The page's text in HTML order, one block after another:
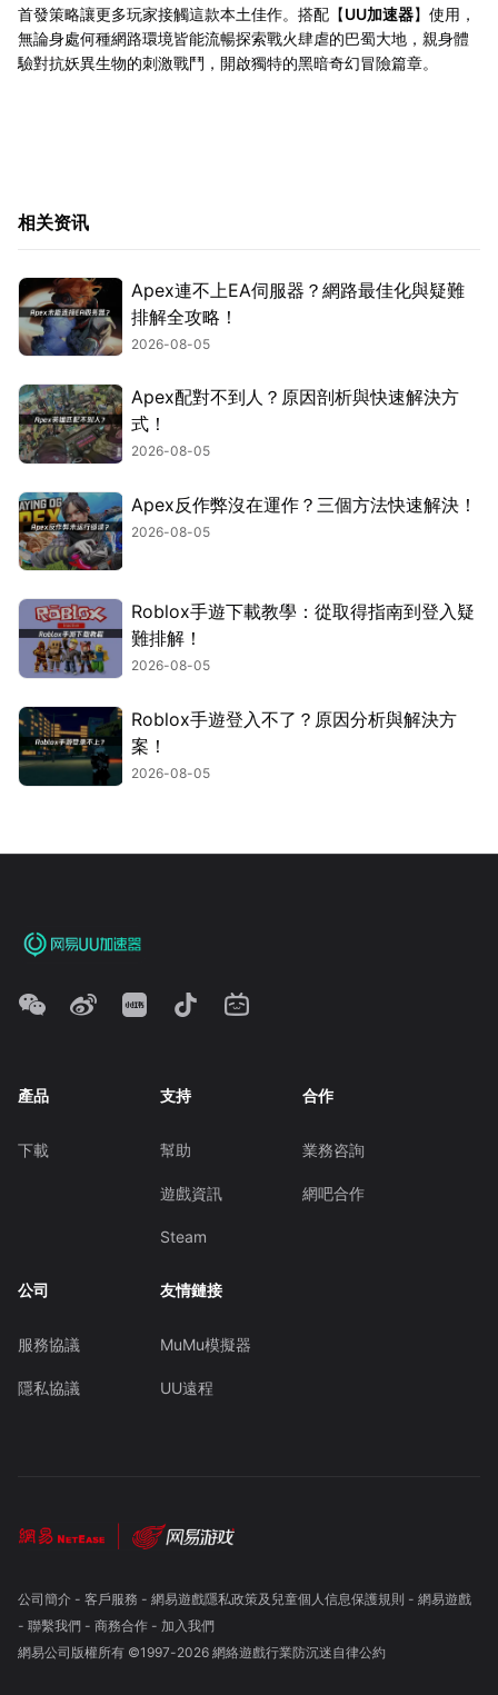
首發策略讓更多玩家接觸這款本土佳作。搭配【UU加速器】使用，
無論身處何種網路環境皆能流暢探索戰火肆虐的巴蜀大地，親身體
驗對抗妖異生物的刺激戰鬥，開啟獨特的黑暗奇幻冒險篇章。
相关资讯
Apex連不上EA伺服器？網路最佳化與疑難
排解全攻略！
2026-08-05
Apex配對不到人？原因剖析與快速解決方
式！
2026-08-05
Apex反作弊沒在運作？三個方法快速解決！
2026-08-05
Roblox手遊下載教學：從取得指南到登入疑
難排解！
2026-08-05
Roblox手遊登入不了？原因分析與解決方
案！
2026-08-05
產品
下載
支持
幫助
遊戲資訊
Steam
合作
業務咨詢
網吧合作
公司
服務協議
隱私協議
友情鏈接
MuMu模擬器
UU遠程
公司簡介- 客戶服務 - 網易遊戲隱私政策及兒童個人信息保護規則 - 網易遊戲
- 聯繫我們- 商務合作- 加入我們
網易公司版權所有 ©1997-2026 網絡遊戲行業防沉迷自律公約